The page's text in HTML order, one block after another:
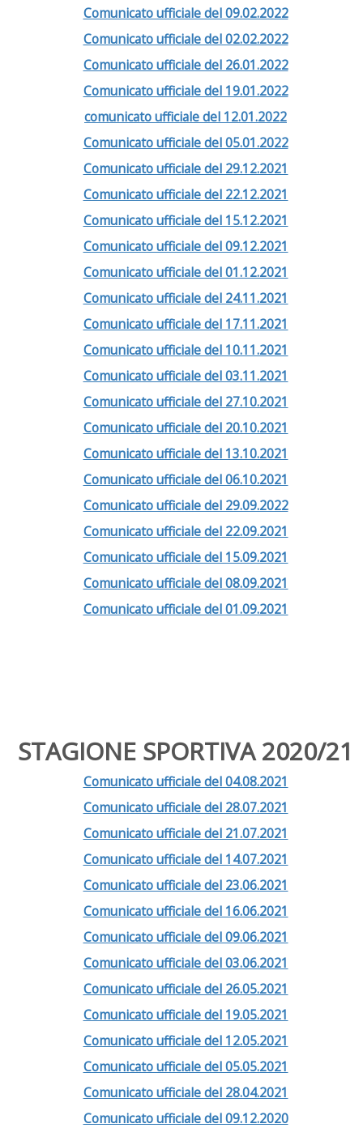
Comunicato ufficiale del 09.02.2022
Comunicato ufficiale del 02.02.2022
Comunicato ufficiale del 26.01.2022
Comunicato ufficiale del 19.01.2022
comunicato ufficiale del 12.01.2022
Comunicato ufficiale del 05.01.2022
Comunicato ufficiale del 29.12.2021
Comunicato ufficiale del 22.12.2021
Comunicato ufficiale del 15.12.2021
Comunicato ufficiale del 09.12.2021
Comunicato ufficiale del 01.12.2021
Comunicato ufficiale del 24.11.2021
Comunicato ufficiale del 17.11.2021
Comunicato ufficiale del 10.11.2021
Comunicato ufficiale del 03.11.2021
Comunicato ufficiale del 27.10.2021
Comunicato ufficiale del 20.10.2021
Comunicato ufficiale del 13.10.2021
Comunicato ufficiale del 06.10.2021
Comunicato ufficiale del 29.09.2022
Comunicato ufficiale del 22.09.2021
Comunicato ufficiale del 15.09.2021
Comunicato ufficiale del 08.09.2021
Comunicato ufficiale del 01.09.2021
STAGIONE SPORTIVA 2020/21
Comunicato ufficiale del 04.08.2021
Comunicato ufficiale del 28.07.2021
Comunicato ufficiale del 21.07.2021
Comunicato ufficiale del 14.07.2021
Comunicato ufficiale del 23.06.2021
Comunicato ufficiale del 16.06.2021
Comunicato ufficiale del 09.06.2021
Comunicato ufficiale del 03.06.2021
Comunicato ufficiale del 26.05.2021
Comunicato ufficiale del 19.05.2021
Comunicato ufficiale del 12.05.2021
Comunicato ufficiale del 05.05.2021
Comunicato ufficiale del 28.04.2021
Comunicato ufficiale del 09.12.2020